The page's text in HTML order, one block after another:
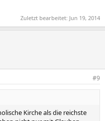
Zuletzt bearbeitet: Jun 19, 2014
#9
Kirche als die reichste